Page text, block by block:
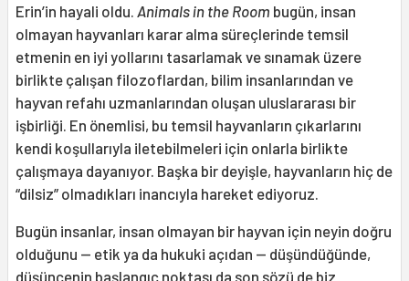
Erin’in hayali oldu. Animals in the Room bugün, insan
olmayan hayvanları karar alma süreçlerinde temsil
etmenin en iyi yollarını tasarlamak ve sınamak üzere
birlikte çalışan filozoflardan, bilim insanlarından ve
hayvan refahı uzmanlarından oluşan uluslararası bir
işbirliği. En önemlisi, bu temsil hayvanların çıkarlarını
kendi koşullarıyla iletebilmeleri için onlarla birlikte
çalışmaya dayanıyor. Başka bir deyişle, hayvanların hiç de
“dilsiz” olmadıkları inancıyla hareket ediyoruz.
Bugün insanlar, insan olmayan bir hayvan için neyin doğru
olduğunu — etik ya da hukuki açıdan — düşündüğünde,
düşüncenin başlangıç noktası da son sözü de biz